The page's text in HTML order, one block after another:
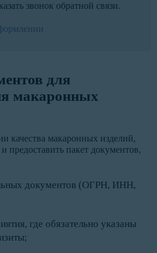
звонок обратной связи.
для
макаронных
качества макаронных изделий,
предоставить пакет документов,
документов (ОГРН, ИНН,
где обязательно указаны